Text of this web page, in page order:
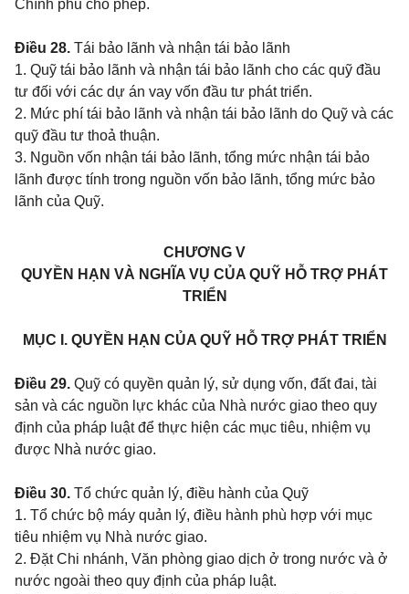
Chính phủ cho phép.
Điều 28. Tái bảo lãnh và nhận tái bảo lãnh
1. Quỹ tái bảo lãnh và nhận tái bảo lãnh cho các quỹ đầu
tư đối với các dự án vay vốn đầu tư phát triển.
2. Mức phí tái bảo lãnh và nhận tái bảo lãnh do Quỹ và các
quỹ đầu tư thoả thuận.
3. Nguồn vốn nhận tái bảo lãnh, tổng mức nhận tái bảo
lãnh được tính trong nguồn vốn bảo lãnh, tổng mức bảo
lãnh của Quỹ.
CHƯƠNG V
QUYỀN HẠN VÀ NGHĨA VỤ CỦA QUỸ HỖ TRỢ PHÁT
TRIỂN
MỤC I. QUYỀN HẠN CỦA QUỸ HỖ TRỢ PHÁT TRIỂN
Điều 29. Quỹ có quyền quản lý, sử dụng vốn, đất đai, tài
sản và các nguồn lực khác của Nhà nước giao theo quy
định của pháp luật để thực hiện các mục tiêu, nhiệm vụ
được Nhà nước giao.
Điều 30. Tổ chức quản lý, điều hành của Quỹ
1. Tổ chức bộ máy quản lý, điều hành phù hợp với mục
tiêu nhiệm vụ Nhà nước giao.
2. Đặt Chi nhánh, Văn phòng giao dịch ở trong nước và ở
nước ngoài theo quy định của pháp luật.